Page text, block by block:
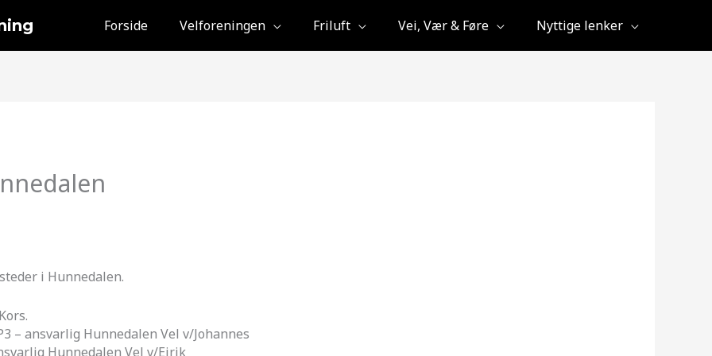
Forside Velforeningen Friluft Vei, Vær & Føre Nyttige lenker
i Hunnedalen.
– ansvarlig Hunnedalen Vel v/Johannes
Hunnedalen Vel v/Eirik